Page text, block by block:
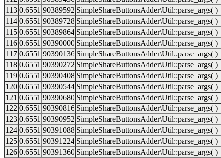
113 0.6551 90389592 SimpleShareButtonsAdder\Util::parse_args( )
114 0.6551 90389728 SimpleShareButtonsAdder\Util::parse_args( )
115 0.6551 90389864 SimpleShareButtonsAdder\Util::parse_args( )
116 0.6551 90390000 SimpleShareButtonsAdder\Util::parse_args( )
117 0.6551 90390136 SimpleShareButtonsAdder\Util::parse_args( )
118 0.6551 90390272 SimpleShareButtonsAdder\Util::parse_args( )
119 0.6551 90390408 SimpleShareButtonsAdder\Util::parse_args( )
120 0.6551 90390544 SimpleShareButtonsAdder\Util::parse_args( )
121 0.6551 90390680 SimpleShareButtonsAdder\Util::parse_args( )
122 0.6551 90390816 SimpleShareButtonsAdder\Util::parse_args( )
123 0.6551 90390952 SimpleShareButtonsAdder\Util::parse_args( )
124 0.6551 90391088 SimpleShareButtonsAdder\Util::parse_args( )
125 0.6551 90391224 SimpleShareButtonsAdder\Util::parse_args( )
126 0.6551 90391360 SimpleShareButtonsAdder\Util::parse_args( )